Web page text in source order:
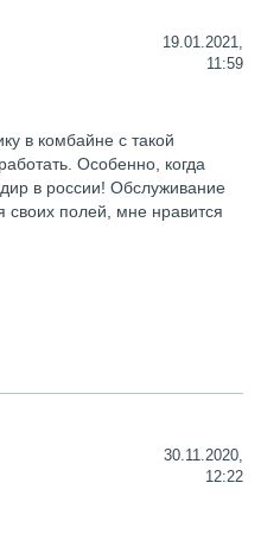
19.01.2021,
11:59
в комбайне с такой
Особенно, когда
в россии! Обслуживание
своих полей, мне нравится
30.11.2020,
12:22